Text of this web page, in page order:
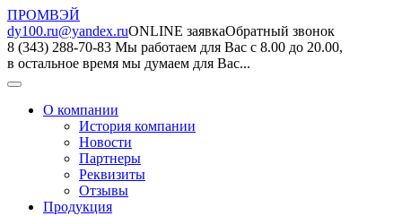
ПРОМВЭЙ
dy100.ru@yandex.ruONLINE заявкаОбратный звонок
8 (343) 288-70-83 Мы работаем для Вас с 8.00 до 20.00,
в остальное время мы думаем для Вас...
О компании
История компании
Новости
Партнеры
Реквизиты
Отзывы
Продукция